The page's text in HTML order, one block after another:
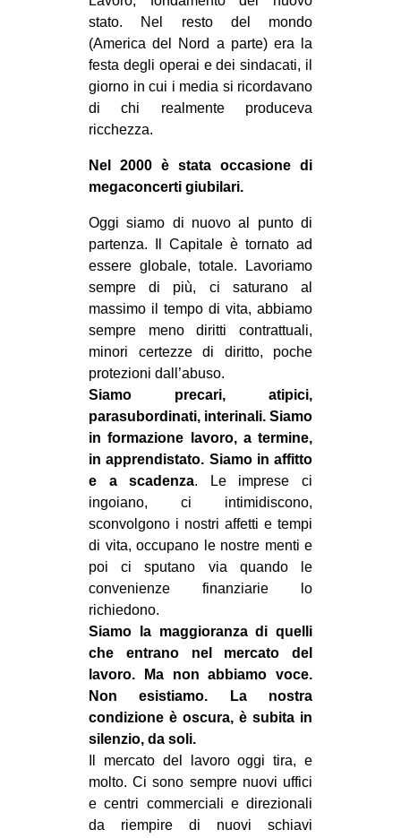
stato. Nel resto del mondo
(America del Nord a parte) era la
festa degli operai e dei sindacati, il
giorno in cui i media si ricordavano
di chi realmente produceva
ricchezza.
Nel 2000 è stata occasione di
megaconcerti giubilari.
Oggi siamo di nuovo al punto di
partenza. Il Capitale è tornato ad
essere globale, totale. Lavoriamo
sempre di più, ci saturano al
massimo il tempo di vita, abbiamo
sempre meno diritti contrattuali,
minori certezze di diritto, poche
protezioni dall’abuso.
Siamo precari, atipici,
parasubordinati, interinali. Siamo
in formazione lavoro, a termine,
in apprendistato. Siamo in affitto
e a scadenza. Le imprese ci
ingoiano, ci intimidiscono,
sconvolgono i nostri affetti e tempi
di vita, occupano le nostre menti e
poi ci sputano via quando le
convenienze finanziarie lo
richiedono.
Siamo la maggioranza di quelli
che entrano nel mercato del
lavoro. Ma non abbiamo voce.
Non esistiamo. La nostra
condizione è oscura, è subita in
silenzio, da soli.
Il mercato del lavoro oggi tira, e
molto. Ci sono sempre nuovi uffici
e centri commerciali e direzionali
da riempire di nuovi schiavi